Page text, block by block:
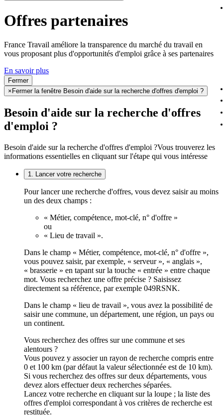
Offres partenaires
France Travail améliore la transparence du marché du travail en
vous proposant plus d'opportunités d'emploi grâce à ses partenaires
En savoir plus
Fermer
× Fermer la fenêtre Besoin d'aide sur la recherche d'offres d'emploi ?
Besoin d'aide sur la recherche d'offres
d'emploi ?
Besoin d'aide sur la recherche d'offres d'emploi ?Vous trouverez les
informations essentielles en cliquant sur l'étape qui vous intéresse
1. Lancer votre recherche
Pour lancer une recherche d'offres, vous devez saisir au moins
un des deux champs :
« Métier, compétence, mot-clé, n° d'offre »
ou
« Lieu de travail ».
Dans le champ « Métier, compétence, mot-clé, n° d'offre »,
vous pouvez saisir, par exemple, « serveur », « anglais »,
« brasserie » en tapant sur la touche « entrée » entre chaque
mot. Vous recherchez une offre précise ? Saisissez
directement sa référence, par exemple 049RSNK.
Dans le champ « lieu de travail », vous avez la possibilité de
saisir une commune, un département, une région, un pays ou
un continent.
Vous recherchez des offres sur une commune et ses
alentours ?
Vous pouvez y associer un rayon de recherche compris entre
0 et 100 km (par défaut la valeur sélectionnée est de 10 km).
Si vous recherchez des offres sur deux départements, vous
devez alors effectuer deux recherches séparées.
Lancez votre recherche en cliquant sur la loupe ; la liste des
offres d'emploi correspondant à vos critères de recherche est
restituée.